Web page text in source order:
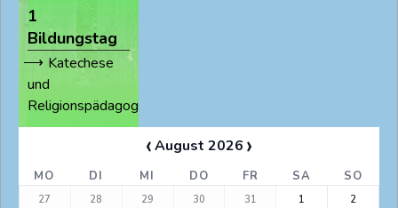
1
Bildungstag
Katechese
und
Religionspädagogik
‹August 2026 ›
MO DI MI DO FR SA SO
27 28 29 30 31 1 2